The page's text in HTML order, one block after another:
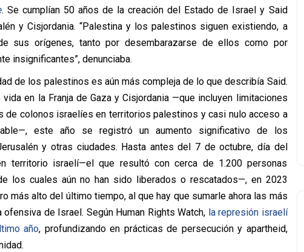
. Se cumplían 50 años de la creación del Estado de Israel y Said
y Cisjordania. “Palestina y los palestinos siguen existiendo, a
sus orígenes, tanto por desembarazarse de ellos como por
insignificantes”, denunciaba.
de los palestinos es aún más compleja de lo que describía Said.
en la Franja de Gaza y Cisjordania —que incluyen limitaciones
de colonos israelíes en territorios palestinos y casi nulo acceso a
este año se registró un aumento significativo de los
y otras ciudades. Hasta antes del 7 de octubre, día del
territorio israelí—el que resultó con cerca de 1.200 personas
los cuales aún no han sido liberados o rescatados—, en 2023
más alto del último tiempo, al que hay que sumarle ahora las más
de Israel. Según Human Rights Watch, la represión israelí
año, profundizando en prácticas de persecución y apartheid,